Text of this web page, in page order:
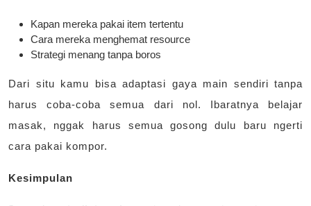
Kapan mereka pakai item tertentu
Cara mereka menghemat resource
Strategi menang tanpa boros
Dari situ kamu bisa adaptasi gaya main sendiri tanpa
harus coba-coba semua dari nol. Ibaratnya belajar
masak, nggak harus semua gosong dulu baru ngerti
cara pakai kompor.
Kesimpulan